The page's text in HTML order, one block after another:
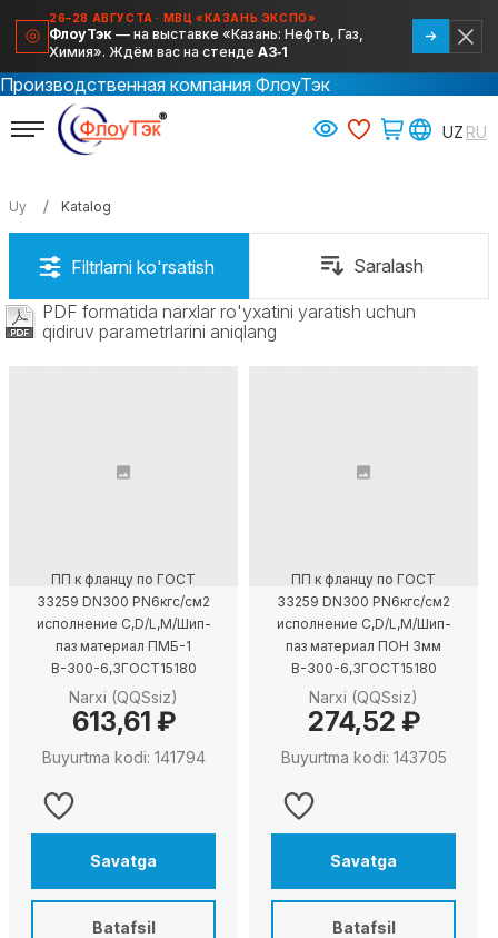
26–28 АВГУСТА · МВЦ «КАЗАНЬ ЭКСПО»
ФлоуТэк — на выставке «Казань: Нефть, Газ,
Химия». Ждём вас на стенде А3‑1
Производственная компания ФлоуТэк
Uy Katalog
PDF formatida narxlar ro'yxatini yaratish uchun
qidiruv parametrlarini aniqlang
ПП к фланцу по ГОСТ
33259 DN300 PN6кгс/см2
исполнение C,D/L,M/Шип-
паз материал ПМБ-1
В-300-6,3ГОСТ15180
Narxi (QQSsiz)
613,61 ₽
Buyurtma kodi: 141794
Savatga
Batafsil
ПП к фланцу по ГОСТ
33259 DN300 PN6кгс/см2
исполнение C,D/L,M/Шип-
паз материал ПОН 3мм
В-300-6,3ГОСТ15180
Narxi (QQSsiz)
274,52 ₽
Buyurtma kodi: 143705
Savatga
Batafsil